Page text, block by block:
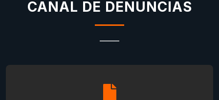
CANAL DE DENUNCIAS